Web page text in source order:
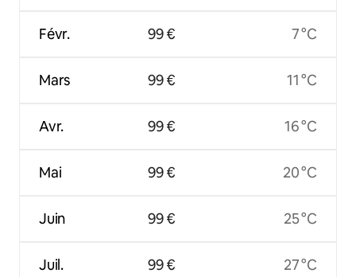
Févr.
Mars
Avr.
Mai
Juin
Juil.
99 €
99 €
99 €
99 €
99 €
99 €
7 °C
11 °C
16 °C
20 °C
25 °C
27 °C